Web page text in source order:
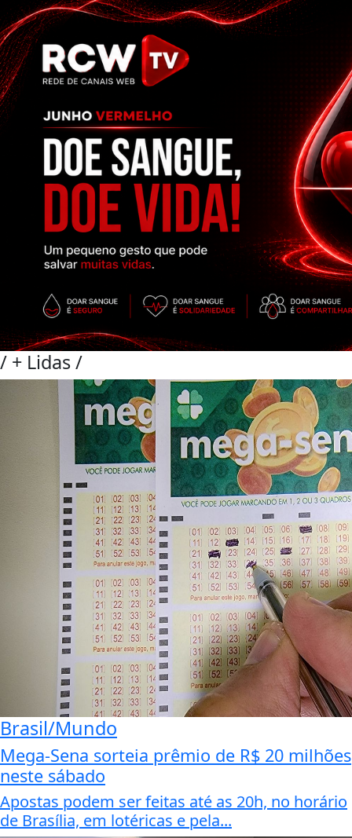
/ + Lidas/
Brasil/Mundo
Mega-Sena sorteia prêmio de R$ 20 milhões
neste sábado
Apostas podem ser feitas até as 20h, no horário
de Brasília, em lotéricas e pela...